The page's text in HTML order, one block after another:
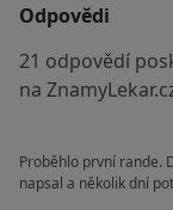
Odpovědi
21 odpovědí
na
Proběhlo první rande.
napsal a několik dní